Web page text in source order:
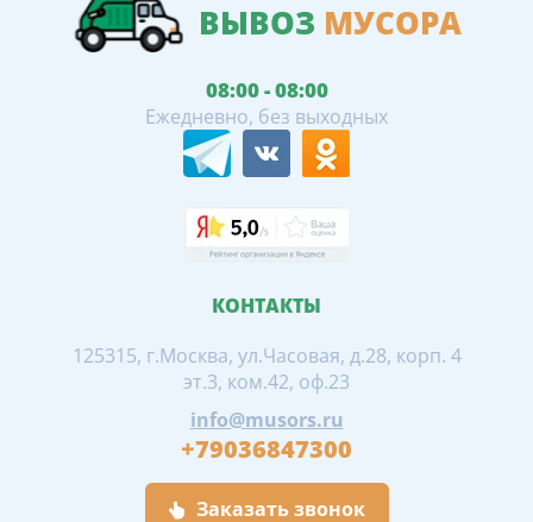
ВЫВОЗ МУСОРА
08:00 - 08:00
Ежедневно, без выходных
КОНТАКТЫ
125315, г.Москва, ул.Часовая, д.28, корп. 4
эт.3, ком.42, оф.23
info@musors.ru
+79036847300
Заказать звонок